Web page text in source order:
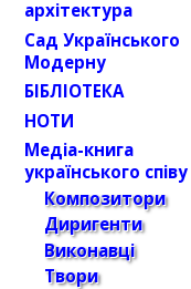
архітектура
Сад Українського
Модерну
БІБЛІОТЕКА
НОТИ
Медіа-книга
українського співу
Композитори
Диригенти
Виконавці
Твори